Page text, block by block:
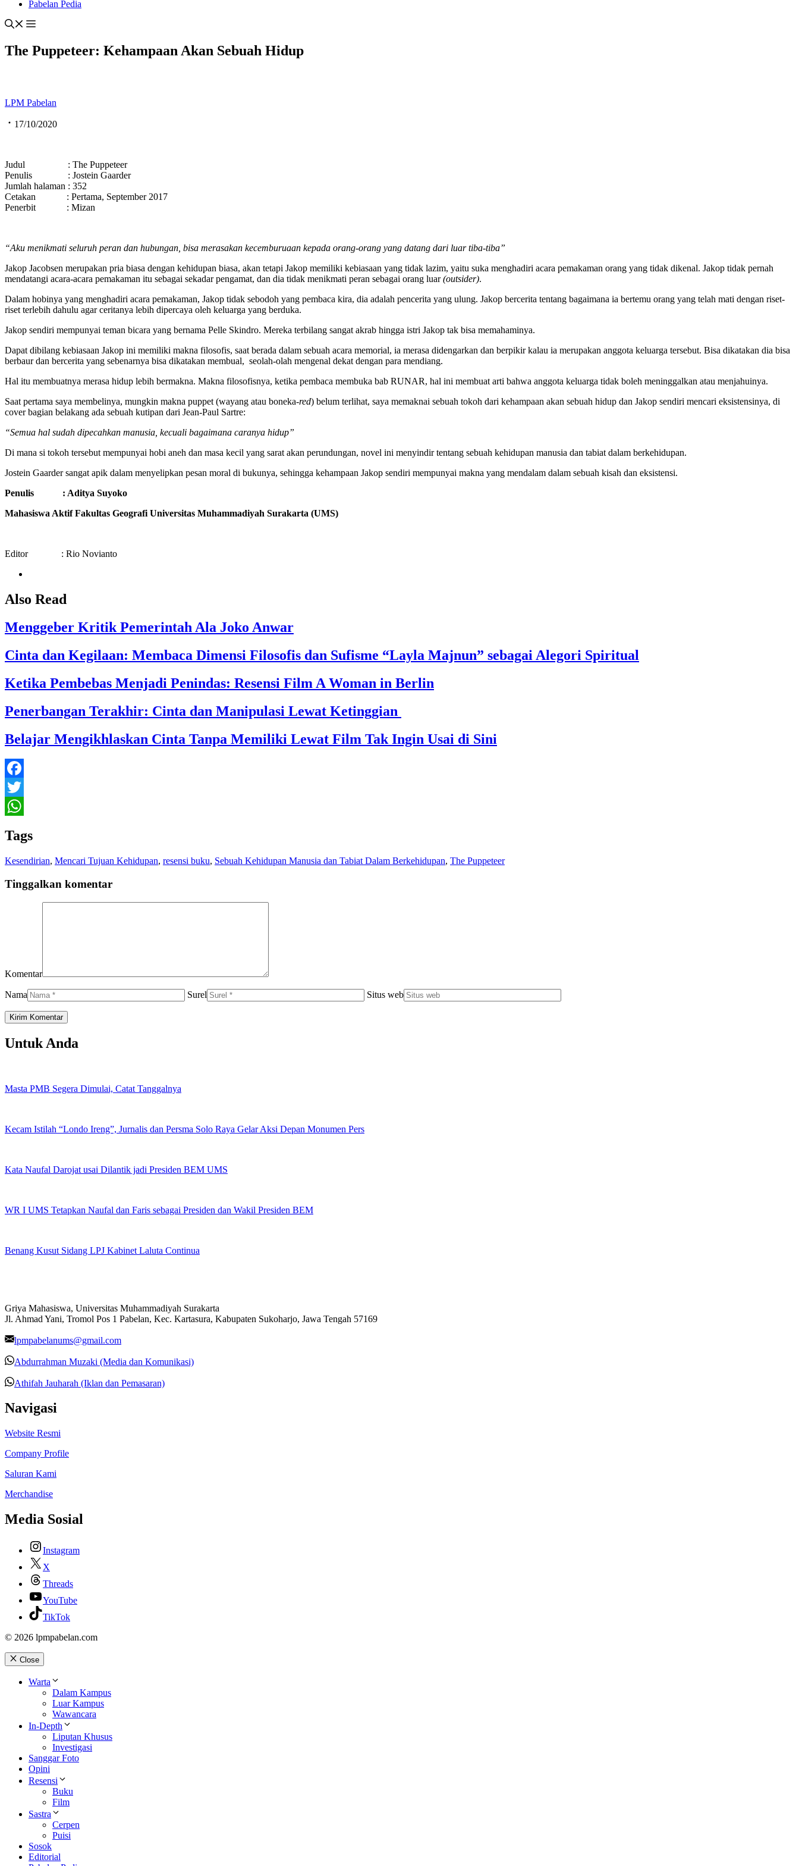
Pabelan Pedia
The Puppeteer: Kehampaan Akan Sebuah Hidup
LPM Pabelan
17/10/2020
Judul : The Puppeteer
Penulis : Jostein Gaarder
Jumlah halaman : 352
Cetakan : Pertama, September 2017
Penerbit : Mizan
“Aku menikmati seluruh peran dan hubungan, bisa merasakan kecemburuaan kepada orang-orang yang datang dari luar tiba-tiba”
Jakop Jacobsen merupakan pria biasa dengan kehidupan biasa, akan tetapi Jakop memiliki kebiasaan yang tidak lazim, yaitu suka menghadiri acara pemakaman orang yang tidak dikenal. Jakop tidak pernah
mendatangi acara-acara pemakaman itu sebagai sekadar pengamat, dan dia tidak menikmati peran sebagai orang luar(outsider).
Dalam hobinya yang menghadiri acara pemakaman, Jakop tidak sebodoh yang pembaca kira, dia adalah pencerita yang ulung. Jakop bercerita tentang bagaimana ia bertemu orang yang telah mati dengan riset-
riset terlebih dahulu agar ceritanya lebih dipercaya oleh keluarga yang berduka.
Jakop sendiri mempunyai teman bicara yang bernama Pelle Skindro. Mereka terbilang sangat akrab hingga istri Jakop tak bisa memahaminya.
Dapat dibilang kebiasaan Jakop ini memiliki makna filosofis, saat berada dalam sebuah acara memorial, ia merasa didengarkan dan berpikir kalau ia merupakan anggota keluarga tersebut. Bisa dikatakan dia bisa
berbaur dan bercerita yang sebenarnya bisa dikatakan membual, seolah-olah mengenal dekat dengan para mendiang.
Hal itu membuatnya merasa hidup lebih bermakna. Makna filosofisnya, ketika pembaca membuka bab RUNAR, hal ini membuat arti bahwa anggota keluarga tidak boleh meninggalkan atau menjahuinya.
Saat pertama saya membelinya, mungkin makna puppet (wayang atau boneka-red) belum terlihat, saya memaknai sebuah tokoh dari kehampaan akan sebuah hidup dan Jakop sendiri mencari eksistensinya, di
cover bagian belakang ada sebuah kutipan dari Jean-Paul Sartre:
“Semua hal sudah dipecahkan manusia, kecuali bagaimana caranya hidup”
Di mana si tokoh tersebut mempunyai hobi aneh dan masa kecil yang sarat akan perundungan, novel ini menyindir tentang sebuah kehidupan manusia dan tabiat dalam berkehidupan.
Jostein Gaarder sangat apik dalam menyelipkan pesan moral di bukunya, sehingga kehampaan Jakop sendiri mempunyai makna yang mendalam dalam sebuah kisah dan eksistensi.
Penulis : Aditya Suyoko
Mahasiswa Aktif Fakultas Geografi Universitas Muhammadiyah Surakarta (UMS)
Editor : Rio Novianto
Also Read
Menggeber Kritik Pemerintah Ala Joko Anwar
Cinta dan Kegilaan: Membaca Dimensi Filosofis dan Sufisme “Layla Majnun” sebagai Alegori Spiritual
Ketika Pembebas Menjadi Penindas: Resensi Film A Woman in Berlin
Penerbangan Terakhir: Cinta dan Manipulasi Lewat Ketinggian
Belajar Mengikhlaskan Cinta Tanpa Memiliki Lewat Film Tak Ingin Usai di Sini
Facebook
Twitter
Tags
Kesendirian, Mencari Tujuan Kehidupan, resensi buku, Sebuah Kehidupan Manusia dan Tabiat Dalam Berkehidupan, The Puppeteer
Tinggalkan komentar
Komentar
Nama Surel Situs web
Untuk Anda
Masta PMB Segera Dimulai, Catat Tanggalnya
Kecam Istilah “Londo Ireng”, Jurnalis dan Persma Solo Raya Gelar Aksi Depan Monumen Pers
Kata Naufal Darojat usai Dilantik jadi Presiden BEM UMS
WR I UMS Tetapkan Naufal dan Faris sebagai Presiden dan Wakil Presiden BEM
Benang Kusut Sidang LPJ Kabinet Laluta Continua
Griya Mahasiswa, Universitas Muhammadiyah Surakarta
Jl. Ahmad Yani, Tromol Pos 1 Pabelan, Kec. Kartasura, Kabupaten Sukoharjo, Jawa Tengah 57169
lpmpabelanums@gmail.com
Abdurrahman Muzaki (Media dan Komunikasi)
Athifah Jauharah (Iklan dan Pemasaran)
Navigasi
Website Resmi
Company Profile
Saluran Kami
Merchandise
Media Sosial
Instagram
X
Threads
YouTube
TikTok
© 2026 lpmpabelan.com
Close
Warta
Dalam Kampus
Luar Kampus
Wawancara
In-Depth
Liputan Khusus
Investigasi
Sanggar Foto
Opini
Resensi
Buku
Film
Sastra
Cerpen
Puisi
Sosok
Editorial